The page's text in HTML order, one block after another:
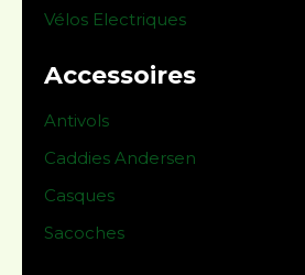
Vélos Electriques
Accessoires
Antivols
Caddies Andersen
Casques
Sacoches